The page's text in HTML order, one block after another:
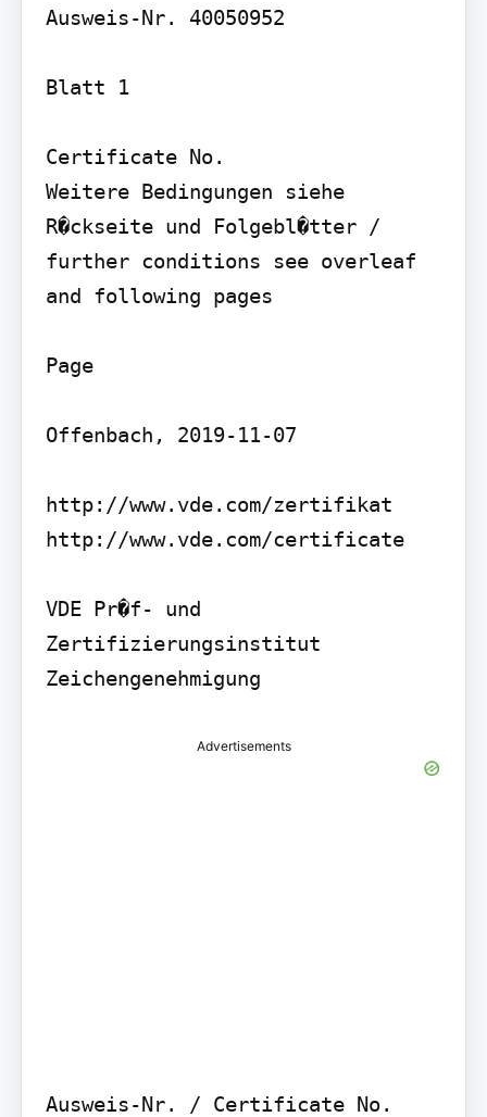
Ausweis-Nr. 40050952
Blatt 1
Certificate No.
Weitere Bedingungen siehe
R�ckseite und Folgebl�tter /
further conditions see overleaf
and following pages
Page
Offenbach, 2019-11-07
http://www.vde.com/zertifikat
http://www.vde.com/certificate
VDE Pr�f- und
Zertifizierungsinstitut
Zeichengenehmigung
Advertisements
Ausweis-Nr. / Certificate No.